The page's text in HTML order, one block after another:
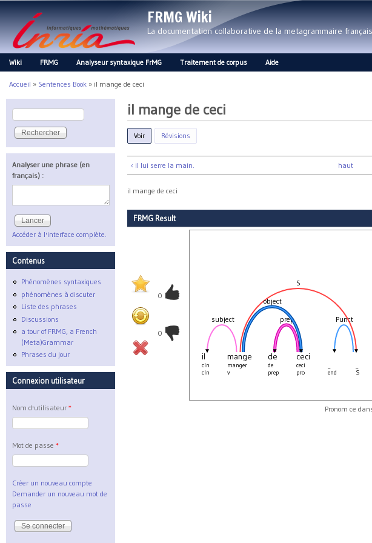
FRMG Wiki
La documentation collaborative de la metagrammaire
Main menu
Wiki FRMG Analyseur syntaxique FrMG Traitement de corpus Aide
Vous êtes ici
Accueil » Sentences Book » il mange de ceci
il mange de ceci
Voir (onglet actif)
Révisions
‹ il lui serre la main. haut
il mange de ceci
FRMG Result
0
0
il
cln
cln
mange
manger
v
de
de
prep
ceci
ceci
pro
end
S
Punct
prep
S
object
subject
Pronom ce
Formulaire de recherche
Rechercher
Analyser une phrase (en
français) :
Accéder à l'interface complète.
Contenus
Phénomènes syntaxiques
phénomènes à discuter
Liste des phrases
Discussions
a tour of FRMG, a French
(Meta)Grammar
Phrases du jour
Connexion utilisateur
Nom d'utilisateur *
Mot de passe *
Créer un nouveau compte
Demander un nouveau mot de
passe